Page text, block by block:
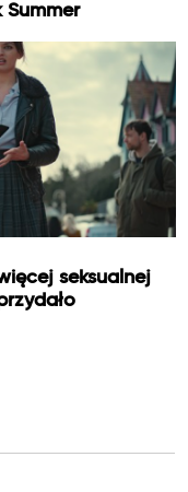
Summer
seksualnej